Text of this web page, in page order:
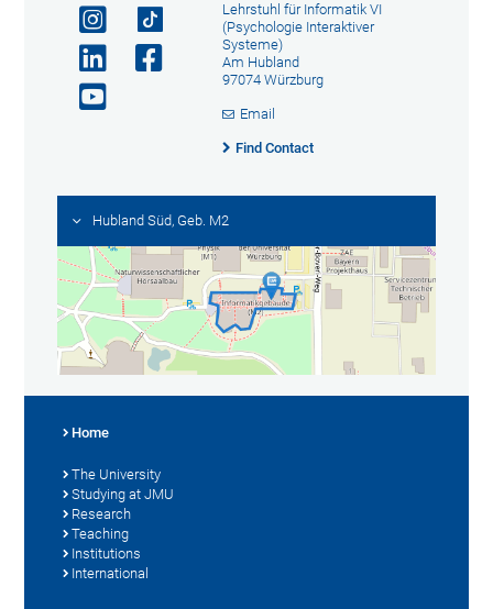
Lehrstuhl für Informatik VI
(Psychologie Interaktiver
Systeme)
Am Hubland
97074 Würzburg
Email
Find Contact
Hubland Süd, Geb. M2
Home
The University
Studying at JMU
Research
Teaching
Institutions
International